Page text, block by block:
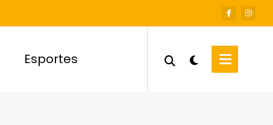
Esportes